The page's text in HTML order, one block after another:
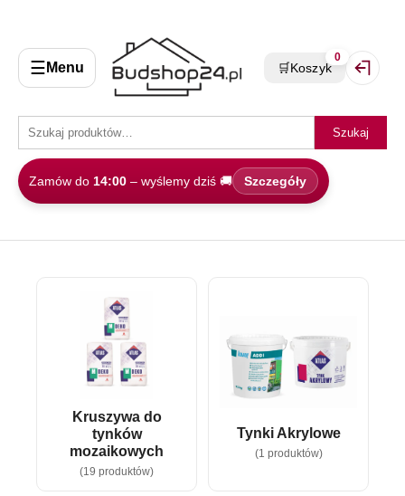
☰ Menu
Szukaj
Zamów do 14:00 – wyślemy dziś 🚚 Szczegóły
🛒Koszyk
0
Kruszywa do
tynków
mozaikowych
(19 produktów)
Tynki Akrylowe
(1 produktów)